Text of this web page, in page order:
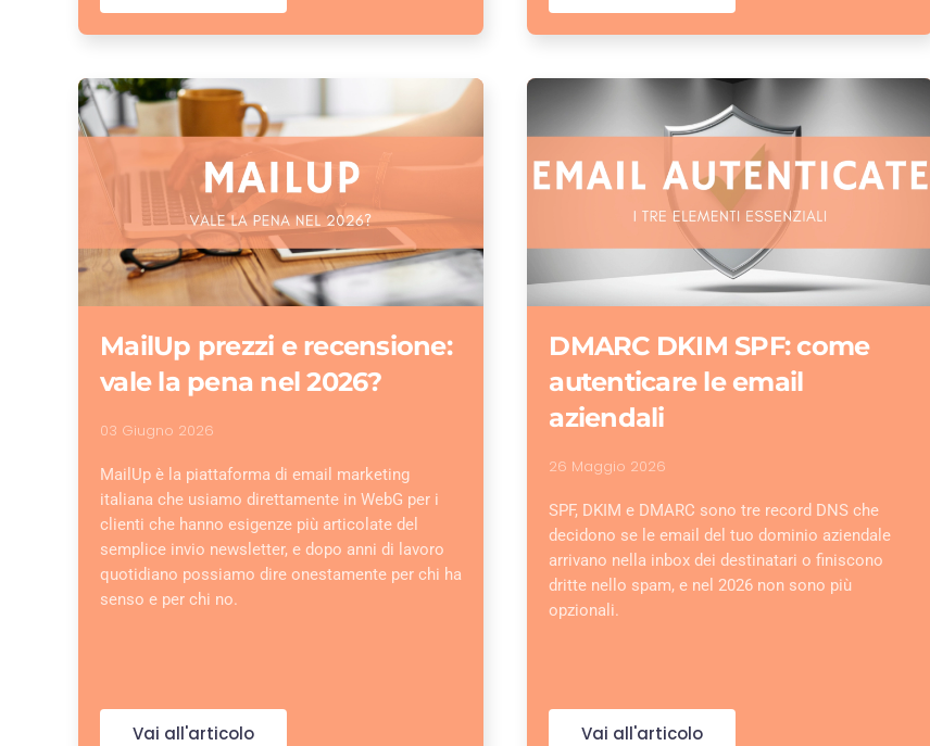
MailUp prezzi e recensione:
vale la pena nel 2026?
03 Giugno 2026
MailUp è la piattaforma di email marketing
italiana che usiamo direttamente in WebG per i
clienti che hanno esigenze più articolate del
semplice invio newsletter, e dopo anni di lavoro
quotidiano possiamo dire onestamente per chi ha
senso e per chi no.
Vai all'articolo
DMARC DKIM SPF: come
autenticare le email
aziendali
26 Maggio 2026
SPF, DKIM e DMARC sono tre record DNS che
decidono se le email del tuo dominio aziendale
arrivano nella inbox dei destinatari o finiscono
dritte nello spam, e nel 2026 non sono più
opzionali.
Vai all'articolo